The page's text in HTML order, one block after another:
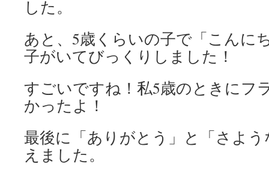
した。
あと、5歳くらいの子で「こんに
子がいてびっくりしました！
すごいですね！私5歳のときにフ
かったよ！
最後に「ありがとう」と「さよ
えました。